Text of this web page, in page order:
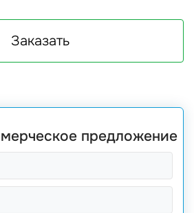
Заказать
предложение